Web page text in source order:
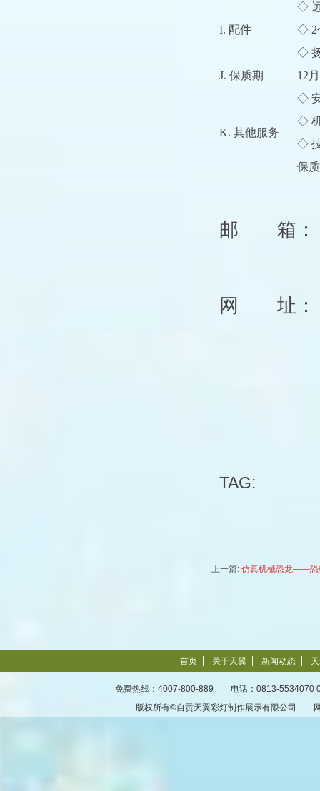
I. 配件
◇
◇ 2
◇
J. 保质期
12月
K. 其他服务
◇
◇
◇
保
邮 箱
网 址
TAG:
上一篇:仿真机械恐龙——恐
首页 关于天翼 新闻动态
免费热线：4007-800-889 电话：0813-
版权所有©自贡天翼彩灯制作展示有限公司